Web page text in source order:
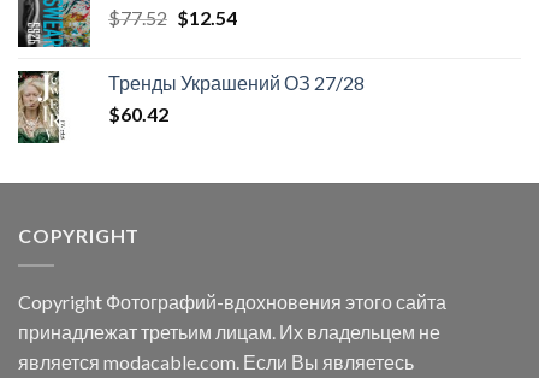
$77.52 Первоначальная
$77.52.
$12.54Текущая
Тренды Украшений ОЗ 27/28
$60.42
COPYRIGHT
Copyright Фотографий-вдохновения этого сайта
принадлежат третьим лицам. Их владельцем не
является modacable.com. Если Вы являетесь